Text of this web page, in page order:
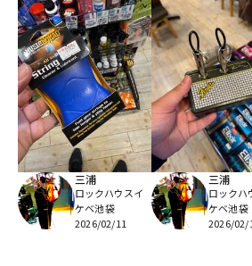
三浦
ロックハウスイ
ケベ池袋
2026/02/11
三浦
ロックハ
ケベ池袋
2026/02/